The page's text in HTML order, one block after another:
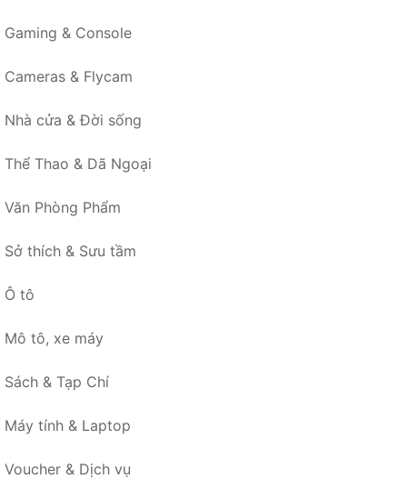
Gaming & Console
Cameras & Flycam
Nhà cửa & Đời sống
Thể Thao & Dã Ngoại
Văn Phòng Phẩm
Sở thích & Sưu tầm
Ô tô
Mô tô, xe máy
Sách & Tạp Chí
Máy tính & Laptop
Voucher & Dịch vụ